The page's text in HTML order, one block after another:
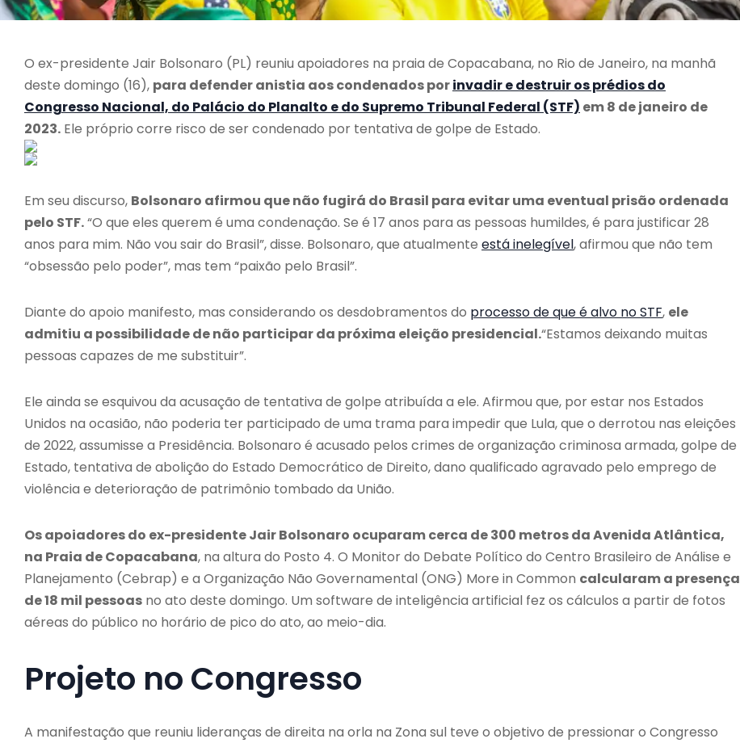
O ex-presidente Jair Bolsonaro (PL) reuniu apoiadores na praia de Copacabana, no Rio de Janeiro, na manhã
deste domingo (16), para defender anistia aos condenados porinvadir e destruir os prédios do
Congresso Nacional, do Palácio do Planalto e do Supremo Tribunal Federal (STF) em 8 de janeiro de
2023. Ele próprio corre risco de ser condenado por tentativa de golpe de Estado.
Em seu discurso, Bolsonaro afirmou que não fugirá do Brasil para evitar uma eventual prisão ordenada
pelo STF.“O que eles querem é uma condenação. Se é 17 anos para as pessoas humildes, é para justificar 28
anos para mim. Não vou sair do Brasil”, disse. Bolsonaro, que atualmente está inelegível, afirmou que não tem
“obsessão pelo poder”, mas tem “paixão pelo Brasil”.
Diante do apoio manifesto, mas considerando os desdobramentos do processo de que é alvo no STF, ele
admitiu a possibilidade de não participar da próxima eleição presidencial.“Estamos deixando muitas
pessoas capazes de me substituir”.
Ele ainda se esquivou da acusação de tentativa de golpe atribuída a ele. Afirmou que, por estar nos Estados
Unidos na ocasião, não poderia ter participado de uma trama para impedir que Lula, que o derrotou nas eleições
de 2022, assumisse a Presidência. Bolsonaro é acusado pelos crimes de organização criminosa armada, golpe de
Estado, tentativa de abolição do Estado Democrático de Direito, dano qualificado agravado pelo emprego de
violência e deterioração de patrimônio tombado da União.
Os apoiadores do ex-presidente Jair Bolsonaro ocuparam cerca de 300 metros da Avenida Atlântica,
na Praia de Copacabana, na altura do Posto 4. O Monitor do Debate Político do Centro Brasileiro de Análise e
Planejamento (Cebrap) e a Organização Não Governamental (ONG) More in Common calcularam a presença
de 18 mil pessoas no ato deste domingo. Um software de inteligência artificial fez os cálculos a partir de fotos
aéreas do público no horário de pico do ato, ao meio-dia.
Projeto no Congresso
A manifestação que reuniu lideranças de direita na orla na Zona sul teve o objetivo de pressionar o Congresso